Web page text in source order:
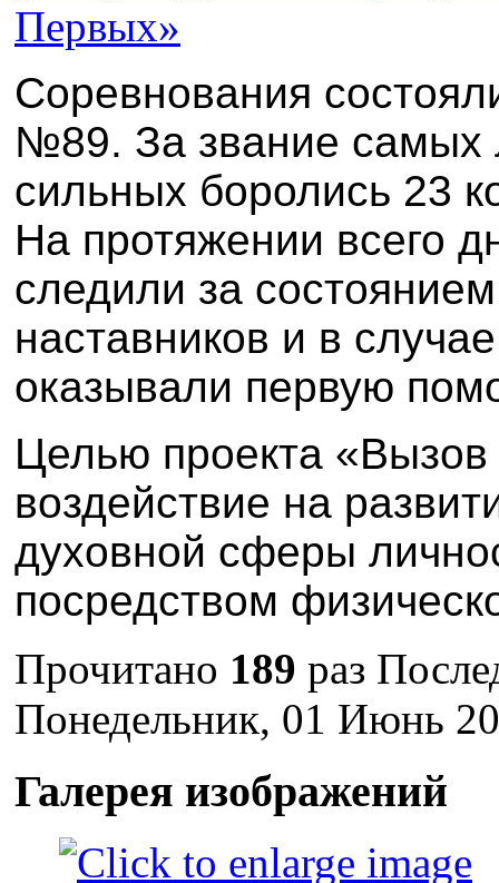
Соревнования
№89. За звание самых
сильных боролись 23
На протяжении всего
следили за
наставников и в
оказывали первую
Целью проекта
воздействие на
духовной сферы
посредством
Прочитано 189 раз
Понедельник, 01 Июнь
Галерея изображений